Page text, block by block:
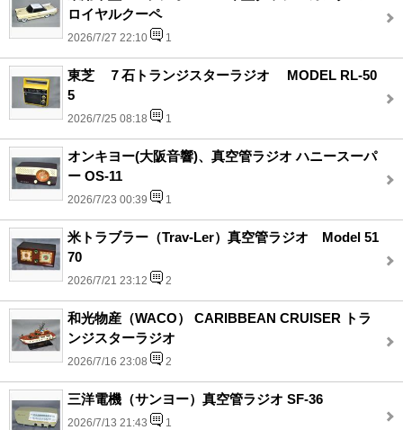
ロイヤルクーペ
2026/7/27 22:10 1
東芝 ７石トランジスターラジオ MODEL RL-50
5
2026/7/25 08:18 1
オンキヨー(大阪音響)、真空管ラジオ ハニースーパ
ー OS-11
2026/7/23 00:39 1
米トラブラー（Trav-Ler）真空管ラジオ Model 51
70
2026/7/21 23:12 2
和光物産（WACO） CARIBBEAN CRUISER トラ
ンジスターラジオ
2026/7/16 23:08 2
三洋電機（サンヨー）真空管ラジオ SF-36
2026/7/13 21:43 1